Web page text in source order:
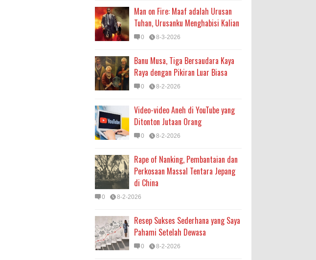
Man on Fire: Maaf adalah Urusan
Tuhan, Urusanku Menghabisi Kalian
0 8-3-2026
Banu Musa, Tiga Bersaudara Kaya
Raya dengan Pikiran Luar Biasa
0 8-2-2026
Video-video Aneh di YouTube yang
Ditonton Jutaan Orang
0 8-2-2026
Rape of Nanking, Pembantaian dan
Perkosaan Massal Tentara Jepang
di China
0 8-2-2026
Resep Sukses Sederhana yang Saya
Pahami Setelah Dewasa
0 8-2-2026